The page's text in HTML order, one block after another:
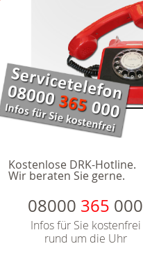
Kostenlose DRK-Hotline.
Wir beraten Sie gerne.
08000 365 000
Infos für Sie kostenfrei
rund um die Uhr